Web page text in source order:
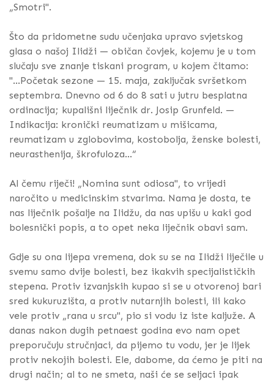
„Smotri".
Što da pridometne sudu učenjaka upravo svjetskog
glasa o našoj Ilidži — običan čovjek, kojemu je u tom
slučaju sve znanje tiskani program, u kojem čitamo:
"...Početak sezone — 15. maja, zaključak svršetkom
septembra. Dnevno od 6 do 8 sati u jutru besplatna
ordinacija; kupališni liječnik dr. Josip Grunfeld. —
Indikacija: kronički reumatizam u mišicama,
reumatizam u zglobovima, kostobolja, ženske bolesti,
neurasthenija, škrofuloza...“
Al čemu riječi! „Nomina sunt odiosa", to vrijedi
naročito u medicinskim stvarima. Nama je dosta, te
nas liječnik pošalje na Ilidžu, da nas upišu u kaki god
bolesnički popis, a to opet neka liječnik obavi sam.
Gdje su ona lijepa vremena, dok su se na Ilidži liječile u
svemu samo dvije bolesti, bez ikakvih specijalističkih
stepena. Protiv izvanjskih kupao si se u otvorenoj bari
sred kukuruzišta, a protiv nutarnjih bolesti, ili kako
vele protiv „rana u srcu", pio si vodu iz iste kaljuže. A
danas nakon dugih petnaest godina evo nam opet
preporučuju stručnjaci, da pijemo tu vodu, jer je lijek
protiv nekojih bolesti. Ele, dabome, da ćemo je piti na
drugi način; al to ne smeta, naši će se seljaci ipak